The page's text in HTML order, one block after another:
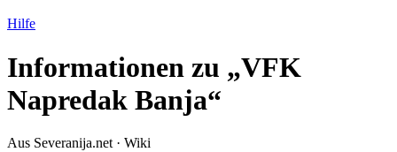
Hilfe
Informationen zu „VFK
Napredak Banja“
Aus Severanija.net · Wiki